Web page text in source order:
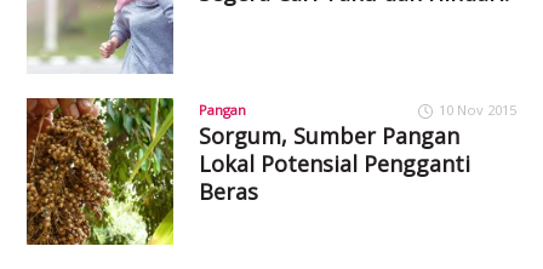
Pangan 10 Nov 2015
Sorgum, Sumber Pangan
Lokal Potensial Pengganti
Beras